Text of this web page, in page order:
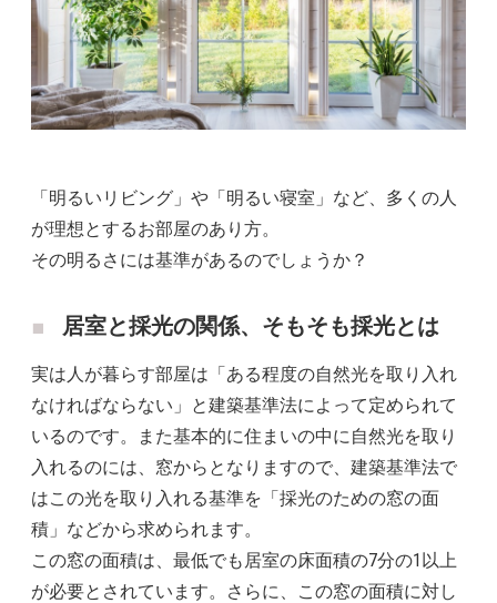
「明るいリビング」や「明るい寝室」など、多くの人
が理想とするお部屋のあり方。
その明るさには基準があるのでしょうか？
居室と採光の関係、そもそも採光とは
実は人が暮らす部屋は「ある程度の自然光を取り入れ
なければならない」と建築基準法によって定められて
いるのです。また基本的に住まいの中に自然光を取り
入れるのには、窓からとなりますので、建築基準法で
はこの光を取り入れる基準を「採光のための窓の面
積」などから求められます。
この窓の面積は、最低でも居室の床面積の7分の1以上
が必要とされています。さらに、この窓の面積に対し